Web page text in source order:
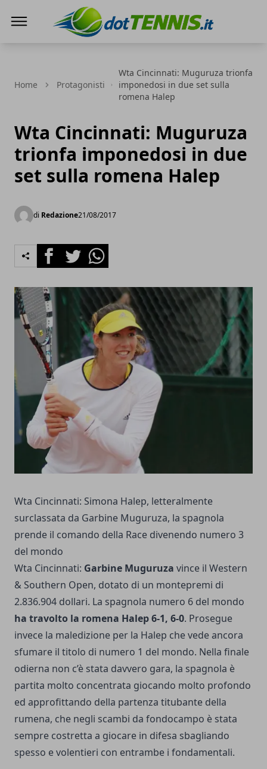
Home Protagonisti
Wta Cincinnati: Muguruza trionfa
imponedosi in due set sulla
romena Halep
Wta Cincinnati: Muguruza
trionfa imponedosi in due
set sulla romena Halep
di Redazione21/08/2017
FacebookTwitterWhatsapp
Wta Cincinnati: Simona Halep, letteralmente
surclassata da Garbine Muguruza, la spagnola
prende il comando della Race divenendo numero 3
del mondo
Wta Cincinnati: Garbine Muguruza vince il Western
& Southern Open, dotato di un montepremi di
2.836.904 dollari. La spagnola numero 6 del mondo
ha travolto la romena Halep 6-1, 6-0. Prosegue
invece la maledizione per la Halep che vede ancora
sfumare il titolo di numero 1 del mondo. Nella finale
odierna non c’è stata davvero gara, la spagnola è
partita molto concentrata giocando molto profondo
ed approfittando della partenza titubante della
rumena, che negli scambi da fondocampo è stata
sempre costretta a giocare in difesa sbagliando
spesso e volentieri con entrambe i fondamentali.